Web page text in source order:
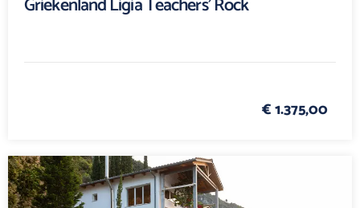
Griekenland Ligia Teachers' Rock
€ 1.375,00